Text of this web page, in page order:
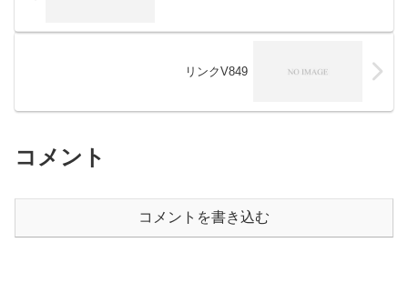
リンクV849
コメント
コメントを書き込む